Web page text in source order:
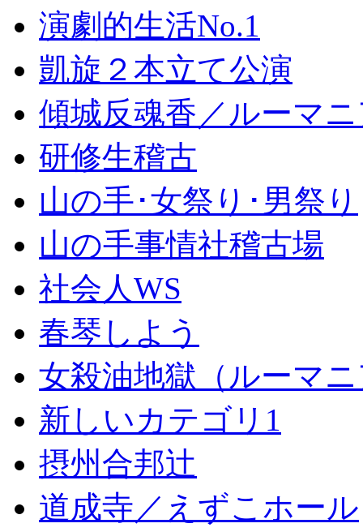
演劇的生活No.1
凱旋２本立て公演
傾城反魂香／ルーマ
研修生稽古
山の手･女祭り･男祭り
山の手事情社稽古場
社会人WS
春琴しよう
女殺油地獄（ルーマ
新しいカテゴリ1
摂州合邦辻
道成寺／えずこホール